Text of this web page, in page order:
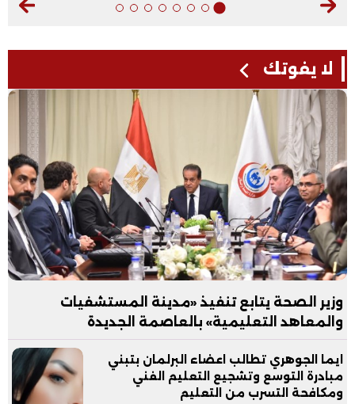
لا يفوتك
وزير الصحة يتابع تنفيذ «مدينة المستشفيات
والمعاهد التعليمية» بالعاصمة الجديدة
ايما الجوهري تطالب اعضاء البرلمان بتبني
مبادرة التوسع وتشجيع التعليم الفني
ومكافحة التسرب من التعليم